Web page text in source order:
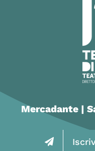
Mercadante |